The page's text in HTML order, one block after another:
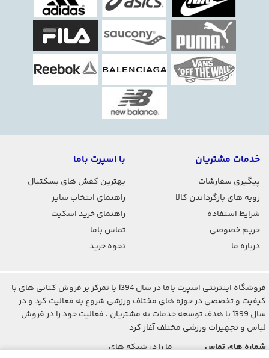
خدمات مشتریان
پیگیری سفارشات
رویه های بازگرداندن کالا
شرایط استفاده
حریم خصوصی
درباره ما
با اسپرت باما
بهترین کفش های بسکتبال
راهنمای انتخاب سایز
راهنمای خرید اسکیت
تماس باما
نحوه خرید
فروشگاه اینترنتی اسپرت باما در سال 1394 با تمرکز بر فروش کتانی های با
کیفیت و تخصصی در حوزه های مختلف ورزشی شروع به فعالیت کرد و در
سال 1399 با هدف توسعه خدمات به مشتریان ، فعالیت خود را در فروش
لباس و تجهیزات ورزشی مختلف آغاز کرد
شماره های تماس
ما را در شبکه های